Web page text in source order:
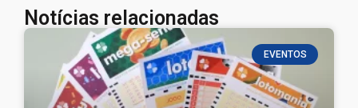
Notícias relacionadas
EVENTOS